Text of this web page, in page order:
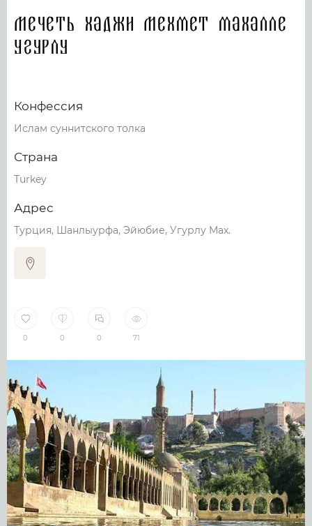
Мечеть Хаджи Мехмет махалле
Угурлу
Конфессия
Ислам суннитского толка
Страна
Turkey
Адрес
Турция, Шанлыурфа, Эйюбие, Угурлу Мах.
0 0 0 71